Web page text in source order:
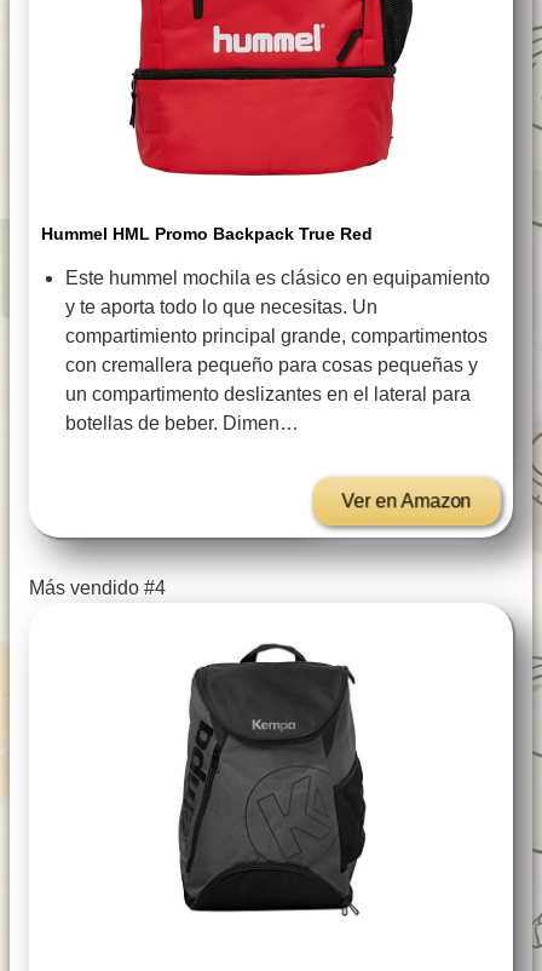
Hummel HML Promo Backpack True Red
Este hummel mochila es clásico en equipamiento
y te aporta todo lo que necesitas. Un
compartimiento principal grande, compartimentos
con cremallera pequeño para cosas pequeñas y
un compartimento deslizantes en el lateral para
botellas de beber. Dimen…
Ver en Amazon
Más vendido #4